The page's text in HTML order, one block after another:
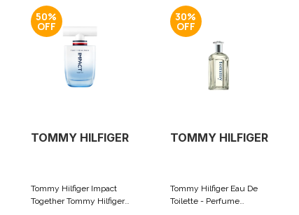
50%
TOMMY HILFIGER
Tommy Hilfiger Impact
Together Tommy Hilfiger
30%
TOMMY HILFIGER
Tommy Hilfiger Eau De
Toilette - Perfume